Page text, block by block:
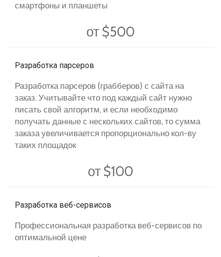
смартфоны и планшеты
от $500
Разработка парсеров
Разработка парсеров (грабберов) с сайта на
заказ. Учитывайте что под каждый сайт нужно
писать свой алгоритм, и если необходимо
получать данные с нескольких сайтов, то сумма
заказа увеличивается пропорционально кол-ву
таких площадок
от $100
Разработка веб-сервисов
Профессиональная разработка веб-сервисов по
оптимальной цене